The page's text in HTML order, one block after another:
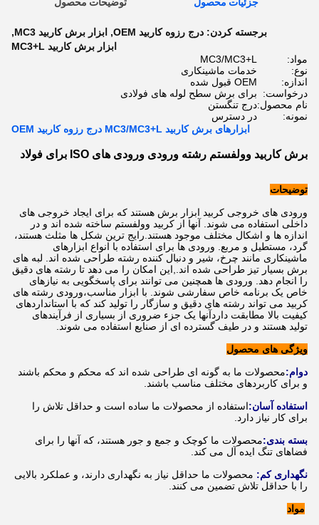
برجسته کردن: درج رزوه کاربید OEM , ابزار برش کاربید MC3
,
ابزار برش کاربید MC3+L
مواد:
MC3/MC3+L
نوع:
خدمات ماشینکاری
اندازه:
OEM قبول شده
درخواست:
برای برش سطح لوله های فولادی
نام محصول:درج تنگستن
نمونه:
در دسترس
ابزارهای برش کاربید MC3/MC3+L درج رزوه کاربید OEM
برش کاربید وولفستم رشته ورودی ورودی های ISO برای فولاد
توضیحات
ورودی های خروجی کربید ابزار برش هستند که برای ایجاد خروجی های
داخلی استفاده می شوند. آنها از کربید وولفستم ساخته شده اند و در
اندازه ها و اشکال مختلف موجود هستند.رایج ترین شکل ها مثلث هستند،
گرد، مستطیل و مربع. ورودی ها برای استفاده با انواع ابزارهای
ماشینکاری مانند چرخ، شیر و دنبال کننده رشته طراحی شده اند. لبه های
برش بسیار تیز طراحی شده اند.,این امکان را می دهد تا رشته های دقیق
را انجام دهد. ورودی ها همچنین می توانند برای پاسخگویی به نیازهای
خاص یک برنامه خاص سفارشی شوند. با ابزار مناسب،ورودی رشته های
کربید می تواند رشته های دقیق و سازگار را تولید کند که با استانداردهای
کیفیت بالا مطابقت داردآنها یک جزء ضروری از بسیاری از فرآیندهای
تولید هستند و در طیف گسترده ای از صنایع استفاده می شوند.
ویژگی های محصول
دوام:محصولات ما به گونه ای طراحی شده اند که محکم و محکم باشند
و برای کاربردهای مختلف مناسب باشند.
استفاده آسان:استفاده از محصولات ما ساده است و حداقل تلاش را
برای کار نیاز دارد.
بسته بندی:محصولات ما کوچک و جمع و جور هستند، که آنها را برای
فضاهای تنگ ایده آل می کند.
نگهداری کم: محصولات ما حداقل نیاز به نگهداری دارند، و عملکرد بالایی
را با حداقل تلاش تضمین می کنند.
مواد